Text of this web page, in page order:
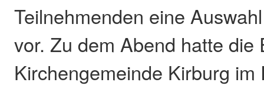
Teilnehmenden eine
vor. Zu dem Abend hatte die
Kirchengemeinde Kirburg im